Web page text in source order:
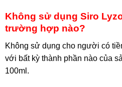
Không sử dụng Siro
trường hợp nào?
Không sử dụng cho người có
với bất kỳ thành phần nào của
100ml.